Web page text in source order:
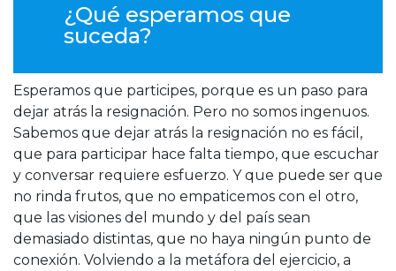
¿Qué esperamos que
suceda?
Esperamos que participes, porque es un paso para
dejar atrás la resignación. Pero no somos ingenuos.
Sabemos que dejar atrás la resignación no es fácil,
que para participar hace falta tiempo, que escuchar
y conversar requiere esfuerzo. Y que puede ser que
no rinda frutos, que no empaticemos con el otro,
que las visiones del mundo y del país sean
demasiado distintas, que no haya ningún punto de
conexión. Volviendo a la metáfora del ejercicio, a